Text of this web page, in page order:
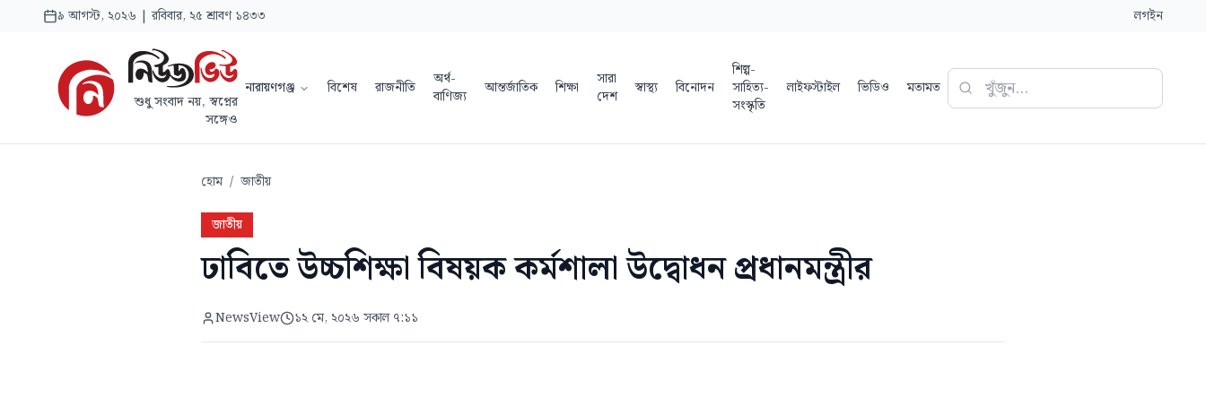
৯ আগস্ট, ২০২৬ | রবিবার, ২৫ শ্রাবণ ১৪৩৩ লগইন
শুধু সংবাদ নয়, স্বপ্নের
সঙ্গেও
নারায়ণগঞ্জ বিশেষ রাজনীতি
অর্থ-
বাণিজ্য
আন্তর্জাতিক শিক্ষা
সারা
দেশ
স্বাস্থ্য বিনোদন
শিল্প-
সাহিত্য-
সংস্কৃতি
লাইফস্টাইল ভিডিও মতামত
হোম / জাতীয়
জাতীয়
ঢাবিতে উচ্চশিক্ষা বিষয়ক কর্মশালা উদ্বোধন প্রধানমন্ত্রীর
NewsView ১২ মে, ২০২৬ সকাল ৭:১১